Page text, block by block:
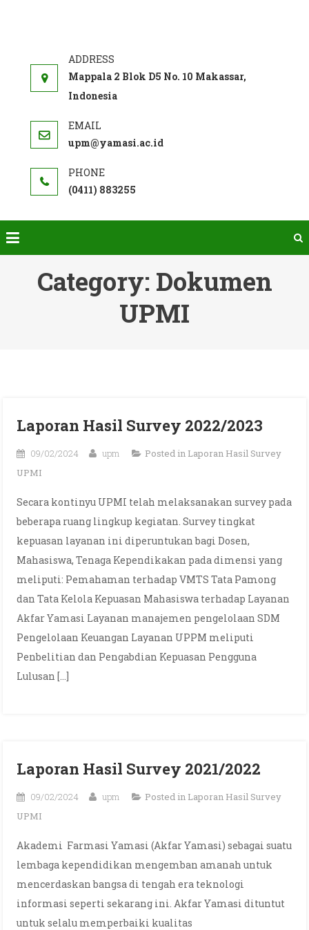
MUTU INTERNAL
Mappala 2 Blok D5 No. 10 Makassar,
Indonesia
upm@yamasi.ac.id
(0411) 883255
Category: Dokumen
UPMI
Laporan Hasil Survey 2022/2023
09/02/2024 upm Posted in Laporan Hasil Survey
UPMI
Secara kontinyu UPMI telah melaksanakan survey pada
beberapa ruang lingkup kegiatan. Survey tingkat
kepuasan layanan ini diperuntukan bagi Dosen,
Mahasiswa, Tenaga Kependikakan pada dimensi yang
meliputi: Pemahaman terhadap VMTS Tata Pamong
dan Tata Kelola Kepuasan Mahasiswa terhadap Layanan
Akfar Yamasi Layanan manajemen pengelolaan SDM
Pengelolaan Keuangan Layanan UPPM meliputi
Penbelitian dan Pengabdian Kepuasan Pengguna
Lulusan […]
Laporan Hasil Survey 2021/2022
09/02/2024 upm Posted in Laporan Hasil Survey
UPMI
Akademi Farmasi Yamasi (Akfar Yamasi) sebagai suatu
lembaga kependidikan mengemban amanah untuk
mencerdaskan bangsa di tengah era teknologi
informasi seperti sekarang ini. Akfar Yamasi dituntut
untuk selalu memperbaiki kualitas